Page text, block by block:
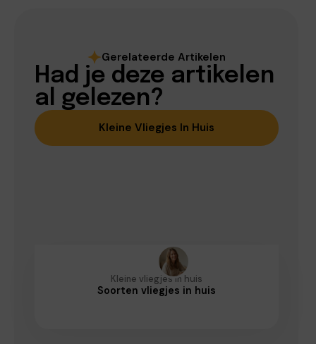
Gerelateerde Artikelen
Had je deze artikelen
al gelezen?
Kleine Vliegjes In Huis
Kleine vliegjes in huis
Soorten vliegjes in huis